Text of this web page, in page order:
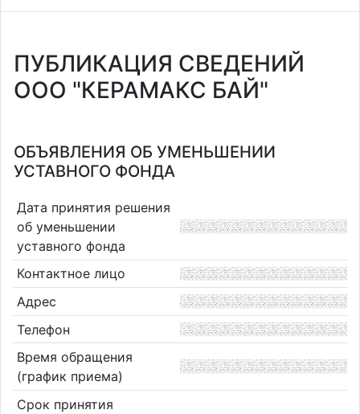
ПУБЛИКАЦИЯ СВЕДЕНИЙ
ООО "КЕРАМАКС БАЙ"
ОБЪЯВЛЕНИЯ ОБ УМЕНЬШЕНИИ
УСТАВНОГО ФОНДА
Дата принятия решения
об уменьшении
уставного фонда
Контактное лицо
Адрес
Телефон
Время обращения
(график приема)
Срок принятия